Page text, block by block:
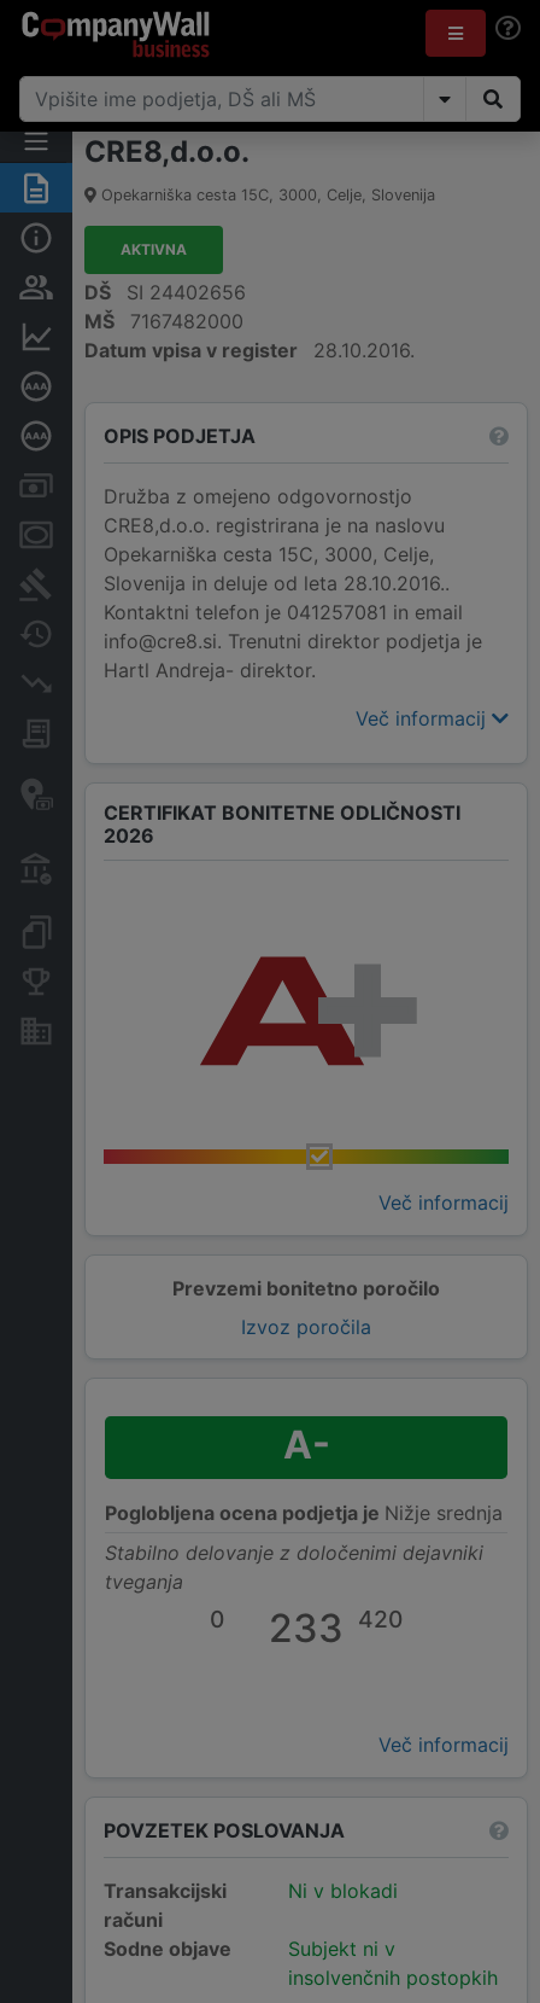
Povzetek
Odgovorne osebe in lastništvo
Poglobljena bonitetna ocena
Računi in blokade
Zastavne pravice
Sodni postopki
Spremembe
Insolvenčni postopki
Davčne oaze in sumljive
transakcije
Transakcije iz državnega
Konkurenčna podjetja
Nepremičnine in sredstva
CRE8,d.o.o.
Opekarniška cesta 15C, 3000, Celje, Slovenija
AKTIVNA
DŠ
SI 24402656
MŠ
7167482000
Datum vpisa v register
28.10.2016.
OPIS PODJETJA
Družba z omejeno odgovornostjo
CRE8,d.o.o. registrirana je na naslovu
Opekarniška cesta 15C, 3000, Celje,
Slovenija in deluje od leta 28.10.2016..
Kontaktni telefon je 041257081 in email
info@cre8.si. Trenutni direktor podjetja je
Hartl Andreja- direktor.
Več informacij
CERTIFIKAT BONITETNE ODLIČNOSTI
2026
Več informacij
Prevzemi bonitetno poročilo
Izvoz poročila
A-
Poglobljena ocena podjetja je Nižje srednja
Stabilno delovanje z določenimi dejavniki
tveganja
0 233 420
Več informacij
POVZETEK POSLOVANJA
Transakcijski
računi
Ni v blokadi
Sodne objave
Subjekt ni v
insolvenčnih postopkih